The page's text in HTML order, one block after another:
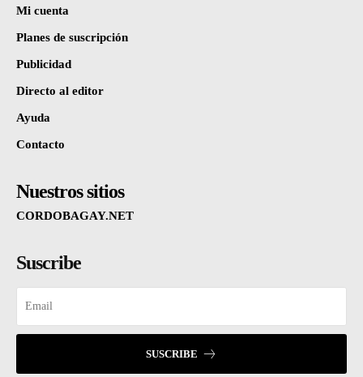
Mi cuenta
Planes de suscripción
Publicidad
Directo al editor
Ayuda
Contacto
Nuestros sitios
CORDOBAGAY.NET
Suscribe
SUSCRIBE